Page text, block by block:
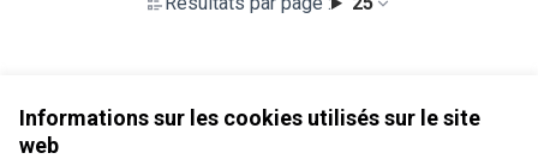
Informations sur les cookies utilisés sur le site
web